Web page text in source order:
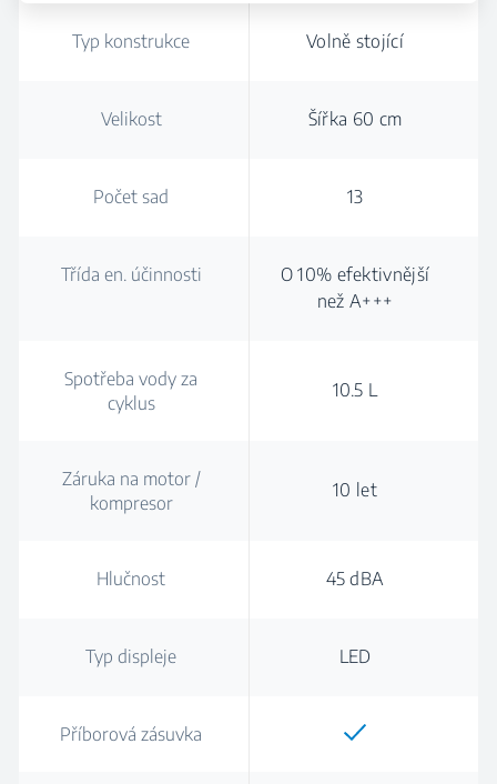
Typ konstrukce Volně stojící
Velikost Šířka 60 cm
Počet sad 13
Třída en. účinnosti
O 10% efektivnější
než A+++
Spotřeba vody za
cyklus
10.5 L
Záruka na motor /
kompresor
10 let
Hlučnost 45 dBA
Typ displeje LED
Příborová zásuvka